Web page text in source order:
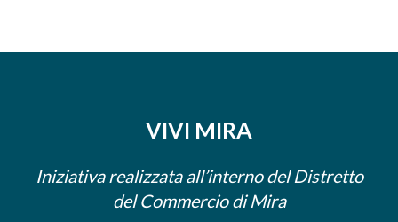
VIVI MIRA
Iniziativa realizzata all’interno del Distretto
del Commercio di Mira